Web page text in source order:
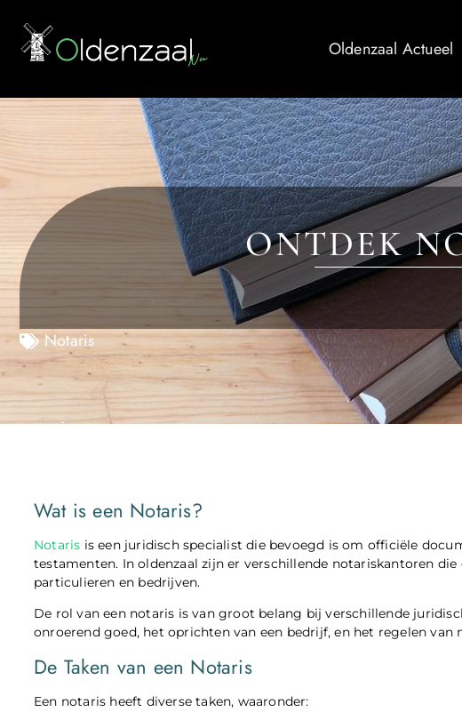
Oldenzaal Actueel
ONTDEK
Notaris
Wat is een Notaris?
Notaris is een juridisch specialist die bevoegd is om officiële
testamenten. In oldenzaal zijn er verschillende notariskantoren die
particulieren en bedrijven.
De rol van een notaris is van groot belang bij verschillende
onroerend goed, het oprichten van een bedrijf, en het regelen van
De Taken van een Notaris
Een notaris heeft diverse taken, waaronder: